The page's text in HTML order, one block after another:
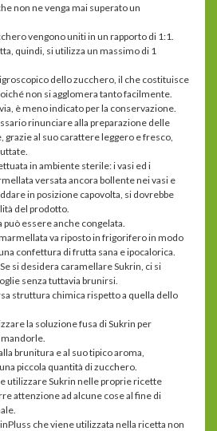
non ne venga mai superato un
vengono uniti in un rapporto di 1:1.
quindi, si utilizza un massimo di 1
dello zucchero, il che costituisce
non si agglomera tanto facilmente.
è meno indicato per la conservazione.
rinunciare alla preparazione delle
grazie al suo carattere leggero e fresco,
in ambiente sterile: i vasi ed i
versata ancora bollente nei vasi e
in posizione capovolta, si dovrebbe
del prodotto.
essere anche congelata.
va riposto in frigorifero in modo
confettura di frutta sana e ipocalorica.
si desidera caramellare Sukrin, ci si
senza tuttavia brunirsi.
struttura chimica rispetto a quella dello
la soluzione fusa di Sukrin per
brunitura e al suo tipico aroma,
piccola quantità di zucchero.
utilizzare Sukrin nelle proprie ricette
attenzione ad alcune cose al fine di
che viene utilizzata nella ricetta non